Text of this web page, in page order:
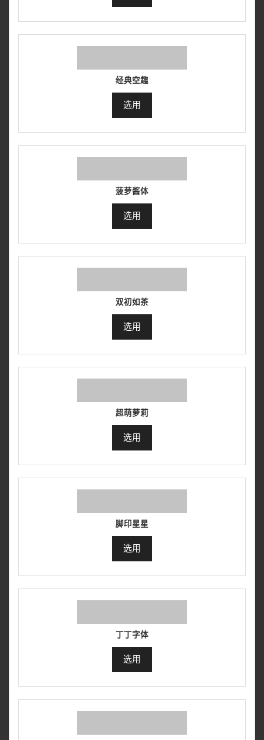
经典空趣
选用
菠萝酱体
选用
双初如茶
选用
超萌萝莉
选用
脚印星星
选用
丁丁字体
选用